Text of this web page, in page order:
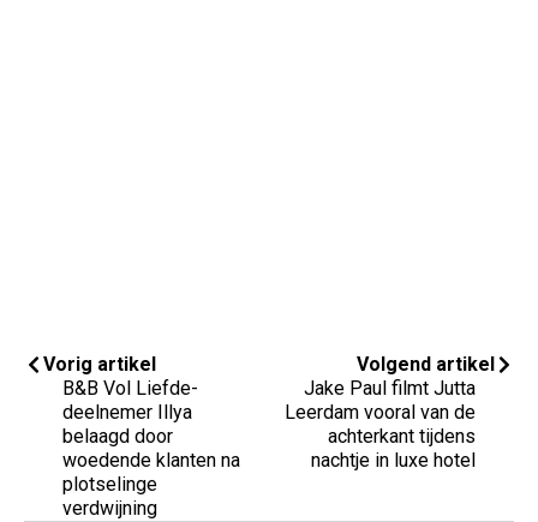
Vorig artikel
B&B Vol Liefde-
deelnemer Illya
belaagd door
woedende klanten na
plotselinge
verdwijning
Volgend artikel
Jake Paul filmt Jutta
Leerdam vooral van de
achterkant tijdens
nachtje in luxe hotel